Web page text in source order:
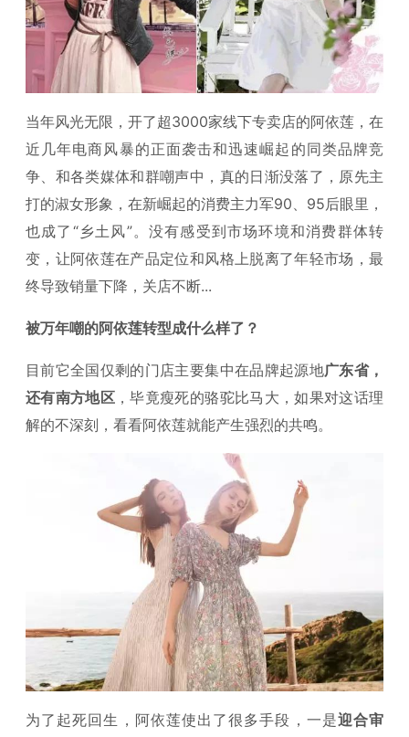
当年风光无限，开了超3000家线下专卖店的阿依莲，在
近几年电商风暴的正面袭击和迅速崛起的同类品牌竞
争、和各类媒体和群嘲声中，真的日渐没落了，原先主
打的淑女形象，在新崛起的消费主力军90、95后眼里，
也成了“乡土风”。没有感受到市场环境和消费群体转
变，让阿依莲在产品定位和风格上脱离了年轻市场，最
终导致销量下降，关店不断...
被万年嘲的阿依莲转型成什么样了？
目前它全国仅剩的门店主要集中在品牌起源地广东省，
还有南方地区 ，毕竟瘦死的骆驼比马大，如果对这话理
解的不深刻，看看阿依莲就能产生强烈的共鸣。
为了起死回生，阿依莲使出了很多手段，一是迎合审